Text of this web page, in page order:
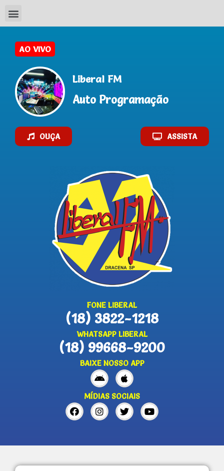
AO VIVO
Liberal FM
Auto Programação
OUÇA ASSISTA
FONE LIBERAL
(18) 3822-1218
WHATSAPP LIBERAL
(18) 99668-9200
BAIXE NOSSO APP
MÍDIAS SOCIAIS